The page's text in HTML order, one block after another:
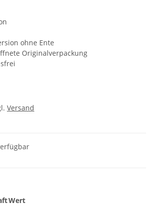
ohne Ente
Originalverpackung
Versand
Wert